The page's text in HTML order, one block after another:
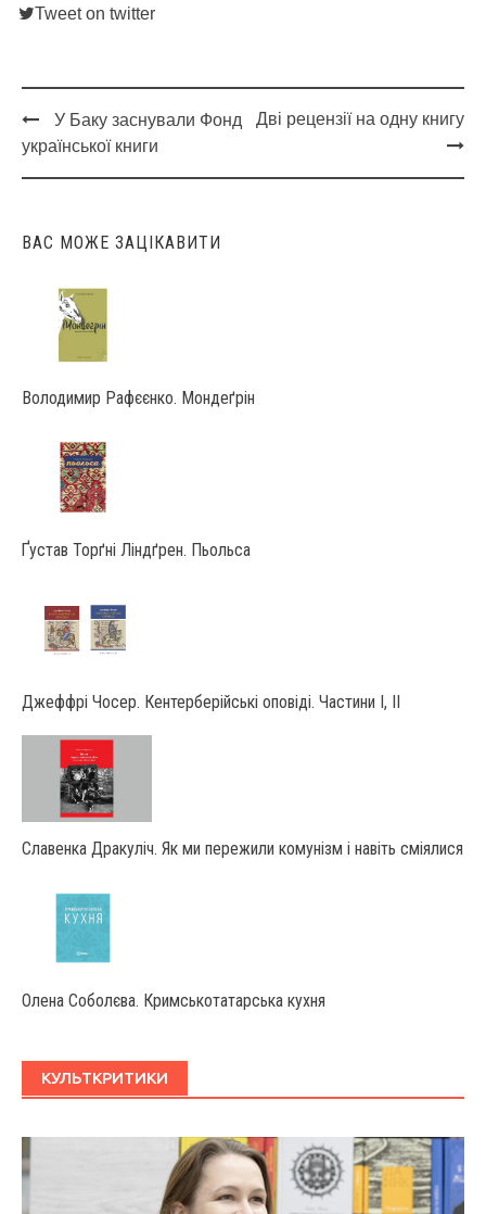
Tweet on twitter
Post
navigation
У Баку заснували Фонд
української книги
Дві рецензії на одну книгу
ВАС МОЖЕ ЗАЦІКАВИТИ
Володимир Рафєєнко. Мондеґрін
Ґустав Торґні Ліндґрен. Пьольса
Джеффрі Чосер. Кентерберійські оповіді. Частини І, ІІ
Славенка Дракуліч. Як ми пережили комунізм і навіть сміялися
Олена Соболєва. Кримськотатарська кухня
КУЛЬТКРИТИКИ